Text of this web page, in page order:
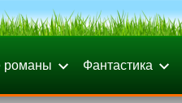
романы Фантастика